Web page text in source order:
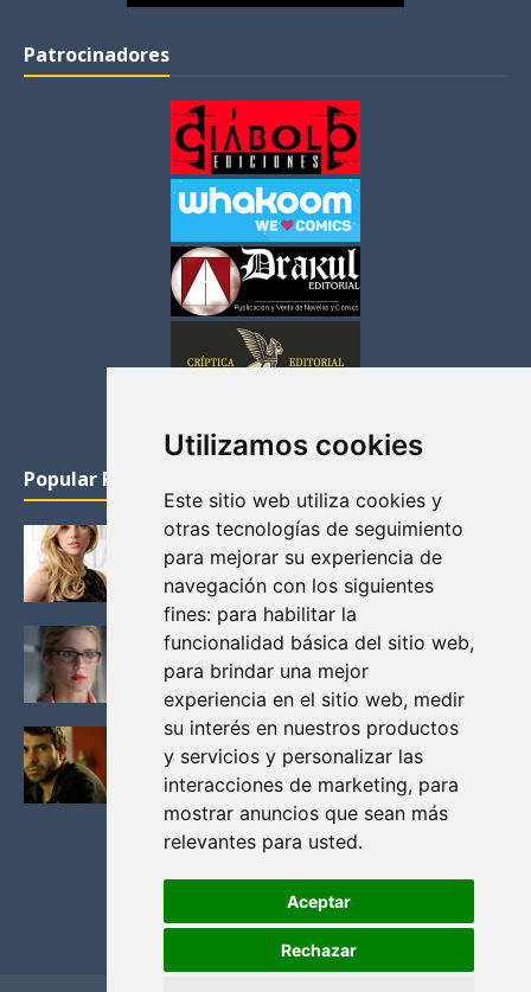
Utilizamos cookies
Este sitio web utiliza cookies y
otras tecnologías de seguimiento
para mejorar su experiencia de
navegación con los siguientes
fines: para habilitar la
funcionalidad básica del sitio web,
para brindar una mejor
experiencia en el sitio web, medir
su interés en nuestros productos
y servicios y personalizar las
interacciones de marketing, para
mostrar anuncios que sean más
relevantes para usted.
Aceptar
Rechazar
Patrocinadores
Popular Posts
KATHERYN WINNICK: LA ACTRIZ MAS GUAPA DE
VIKINGOS
Junio 14, 2013
FELICITY (EMILY BETT RICKARDS), LAS FOTOS
MAS BONITAS DE LA ALIADA DE ARROW
Noviembre 30, 2013
BLACK MIRROR: TODA TU HISTORIA. EPISODIO 3.
LA CRITICA
Mayo 17, 2012